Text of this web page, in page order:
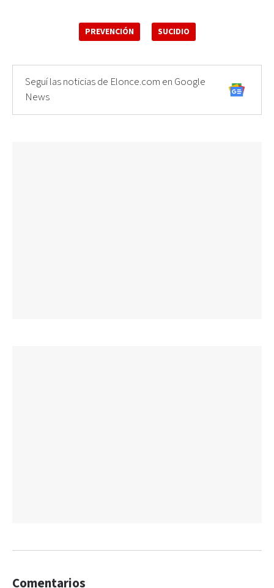
PREVENCIÓN SUCIDIO
Seguí las noticias de Elonce.com en Google
News
Comentarios